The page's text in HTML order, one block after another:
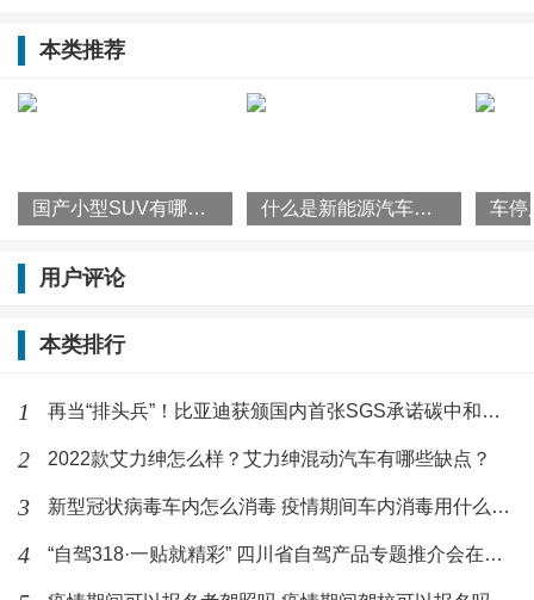
购置税计算方法：目前车辆购置税为不含税的车辆售价
的10％，增值税税率为13％。计算公式：应纳税额=税
根据发票上计税总额来计算：购置税=价税总计
假如汽车发票上的裸车价为30万元，那么车主的汽车购
置税应该缴纳为：30万÷1.13×10%=26548元；
根据发票上不含税价总额进行计算：购置税=不含税价格
假如汽车不含税价为30万元，车主的汽车购置税应该缴
纳为：30万×10%=30000元。
本类推荐
国产小型SUV有哪些？2022款瑞虎3x怎么样？ 什么是新能源汽车？国家为什么要大力发展新能源汽车？
用户评论
本类排行
1 再当“排头兵”！比亚迪获颁国内首张SGS承诺碳中和符合声明证书
2 2022款艾力绅怎么样？艾力绅混动汽车有哪些缺点？
3 新型冠状病毒车内怎么消毒 疫情期间车内消毒用什么方法好
4 “自驾318·一贴就精彩” 四川省自驾产品专题推介会在杭州举行